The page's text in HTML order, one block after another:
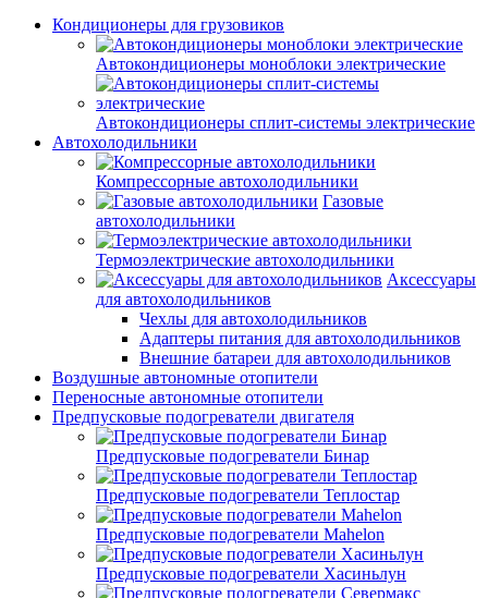
Кондиционеры для грузовиков
Автокондиционеры моноблоки электрические
Автокондиционеры сплит-системы электрические
Автохолодильники
Компрессорные автохолодильники
Газовые
автохолодильники
Термоэлектрические автохолодильники
Аксессуары
для автохолодильников
Чехлы для автохолодильников
Адаптеры питания для автохолодильников
Внешние батареи для автохолодильников
Воздушные автономные отопители
Переносные автономные отопители
Предпусковые подогреватели двигателя
Предпусковые подогреватели Бинар
Предпусковые подогреватели Теплостар
Предпусковые подогреватели Mahelon
Предпусковые подогреватели Хасиньлун